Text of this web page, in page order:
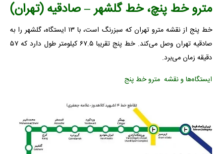
مترو خط پنچ، خط گلشهر – صادقیه (تهران)
خط پنج از نقشه مترو تهران که سبزرنگ است، با ۱۳ ایستگاه، گلشهر را به
صادقیه تهران وصل می‌کند. خط پنج تقریبا ۶۷.۵ کیلومتر طول دارد که ۵۷
دقیقه زمان می‌برد.
ایستگاه‌ها و نقشه مترو خط پنج